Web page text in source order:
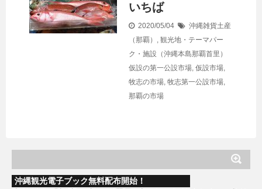
いちば
2020/05/04
沖縄雑貨土産
（那覇） , 観光地・テーマパー
ク・施設（沖縄本島那覇首里）
仮設の第一公設市場, 仮設市場,
牧志の市場, 牧志第一公設市場,
那覇の市場
沖縄観光電子ブック無料配布開始！